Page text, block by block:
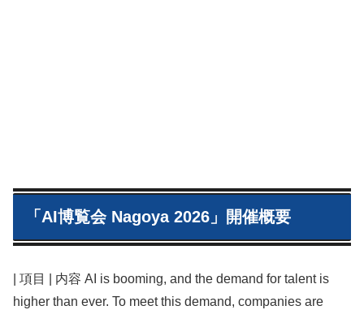
「AI博覧会 Nagoya 2026」開催概要
| 項目 | 内容